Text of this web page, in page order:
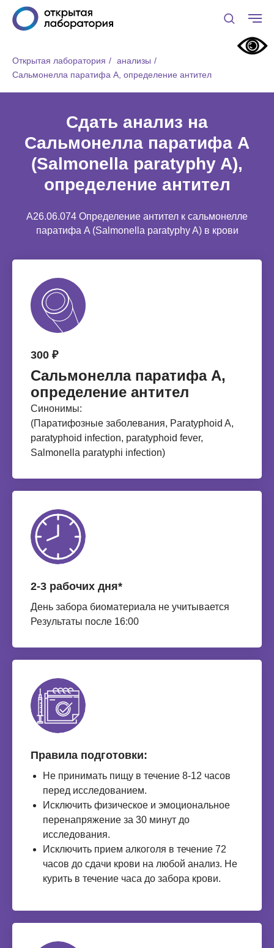
Открытая лаборатория / анализы /
Сальмонелла паратифа А, определение антител
Сдать анализ на
Сальмонелла паратифа А
(Salmonella paratyphy A),
определение антител
A26.06.074 Определение антител к сальмонелле
паратифа A (Salmonella paratyphy A) в крови
300 ₽
Сальмонелла паратифа А,
определение антител
Синонимы:
(Паратифозные заболевания, Paratyphoid A,
рaratyphoid infection, paratyphoid fever,
Salmonella paratyphi infection)
2-3 рабочих дня*
День забора биоматериала не учитывается
Результаты после 16:00
Правила подготовки:
Не принимать пищу в течение 8-12 часов
перед исследованием.
Исключить физическое и эмоциональное
перенапряжение за 30 минут до
исследования.
Исключить прием алкоголя в течение 72
часов до сдачи крови на любой анализ. Не
курить в течение часа до забора крови.